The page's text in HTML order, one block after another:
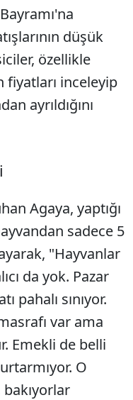
düşük
özellikle
inceleyip
ayrıldığını
Sesi Aç
Agaya, yaptığı
sadece 5
"Hayvanlar
da yok. Pazar
pahalı sınıyor.
var ama
Emekli de belli
O